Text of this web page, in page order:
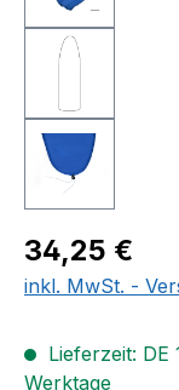
Regulärer Preis:
34,25 €
inkl. MwSt. -
Lieferzeit: DE
Werktage